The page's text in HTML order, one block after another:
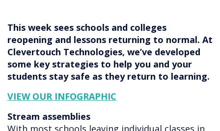
This week sees schools and colleges
reopening and lessons returning to normal. At
Clevertouch Technologies, we’ve developed
some key strategies to help you and your
students stay safe as they return to learning.
VIEW OUR INFOGRAPHIC
Stream assemblies
With most schools leaving individual classes in